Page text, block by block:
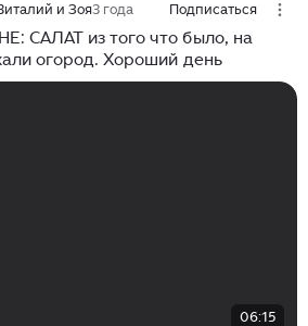
и Зоя3 года Подписаться
САЛАТ из того что было, на
огород. Хороший день
06:15